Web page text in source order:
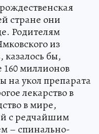
стране они
Родителям
из
казалось бы,
миллионов
на укол препарата
лекарство в
в мире,
с редчайшим
– спинально-